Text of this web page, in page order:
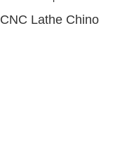
Lathe Chino